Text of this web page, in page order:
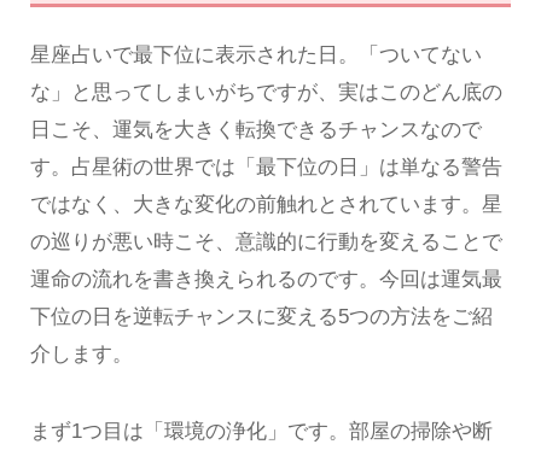
星座占いで最下位に表示された日。「ついてない
な」と思ってしまいがちですが、実はこのどん底の
日こそ、運気を大きく転換できるチャンスなので
す。占星術の世界では「最下位の日」は単なる警告
ではなく、大きな変化の前触れとされています。星
の巡りが悪い時こそ、意識的に行動を変えることで
運命の流れを書き換えられるのです。今回は運気最
下位の日を逆転チャンスに変える5つの方法をご紹
介します。
まず1つ目は「環境の浄化」です。部屋の掃除や断